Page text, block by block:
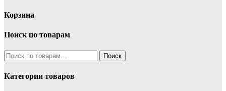
Корзина
Поиск по товарам
Искать: Поиск
Категории товаров